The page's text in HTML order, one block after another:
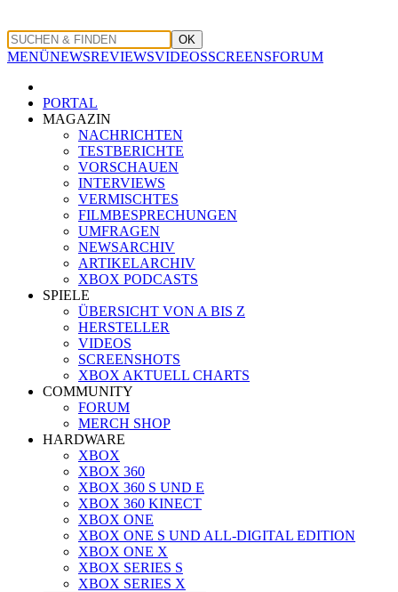
OK
MENÜNEWSREVIEWSVIDEOSSCREENSFORUM
PORTAL
MAGAZIN
NACHRICHTEN
TESTBERICHTE
VORSCHAUEN
INTERVIEWS
VERMISCHTES
FILMBESPRECHUNGEN
UMFRAGEN
NEWSARCHIV
ARTIKELARCHIV
XBOX PODCASTS
SPIELE
ÜBERSICHT VON A BIS Z
HERSTELLER
VIDEOS
SCREENSHOTS
XBOX AKTUELL CHARTS
COMMUNITY
FORUM
MERCH SHOP
HARDWARE
XBOX
XBOX 360
XBOX 360 S UND E
XBOX 360 KINECT
XBOX ONE
XBOX ONE S UND ALL-DIGITAL EDITION
XBOX ONE X
XBOX SERIES S
XBOX SERIES X